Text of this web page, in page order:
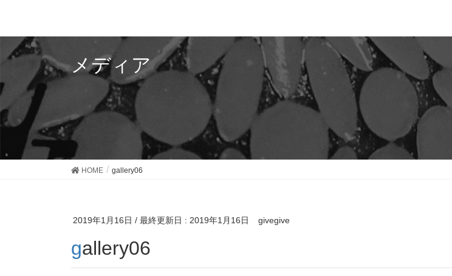
メディア
HOME gallery06
2019年1月16日 / 最終更新日 : 2019年1月16日 givegive
gallery06